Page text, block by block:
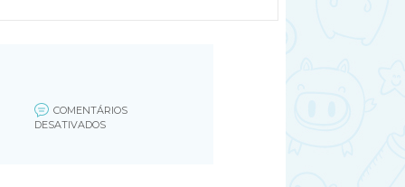
COMENTÁRIOS
DESATIVADOSEM